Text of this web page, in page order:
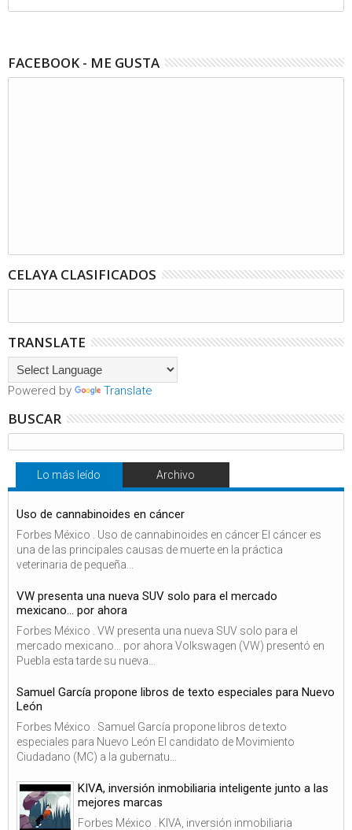
FACEBOOK - ME GUSTA
CELAYA CLASIFICADOS
TRANSLATE
Powered by Translate
BUSCAR
Lo más leído Archivo
Uso de cannabinoides en cáncer
Forbes México . Uso de cannabinoides en cáncer El cáncer es
una de las principales causas de muerte en la práctica
veterinaria de pequeña...
VW presenta una nueva SUV solo para el mercado
mexicano… por ahora
Forbes México . VW presenta una nueva SUV solo para el
mercado mexicano… por ahora Volkswagen (VW) presentó en
Puebla esta tarde su nueva...
Samuel García propone libros de texto especiales para Nuevo
León
Forbes México . Samuel García propone libros de texto
especiales para Nuevo León El candidato de Movimiento
Ciudadano (MC) a la gubernatu...
KIVA, inversión inmobiliaria inteligente junto a las
mejores marcas
Forbes México . KIVA, inversión inmobiliaria